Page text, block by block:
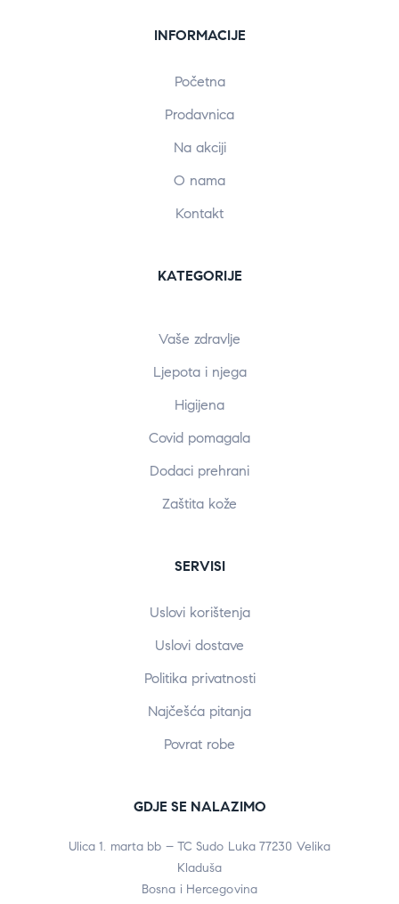
INFORMACIJE
Početna
Prodavnica
Na akciji
O nama
Kontakt
KATEGORIJE
Vaše zdravlje
Ljepota i njega
Higijena
Covid pomagala
Dodaci prehrani
Zaštita kože
SERVISI
Uslovi korištenja
Uslovi dostave
Politika privatnosti
Najčešća pitanja
Povrat robe
GDJE SE NALAZIMO
Ulica 1. marta bb – TC Sudo Luka 77230 Velika
Kladuša
Bosna i Hercegovina